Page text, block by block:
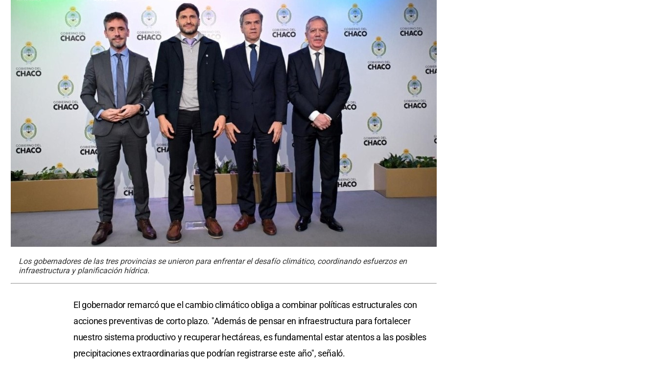
Los gobernadores de las tres provincias se unieron para enfrentar el desafío climático, coordinando esfuerzos en
infraestructura y planificación hídrica.
El gobernador remarcó que el cambio climático obliga a combinar políticas estructurales con
acciones preventivas de corto plazo. "Además de pensar en infraestructura para fortalecer
nuestro sistema productivo y recuperar hectáreas, es fundamental estar atentos a las posibles
precipitaciones extraordinarias que podrían registrarse este año", señaló.